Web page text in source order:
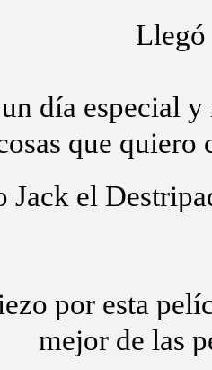
Llegó
día especial
que quiero
Jack el
por esta
mejor de las